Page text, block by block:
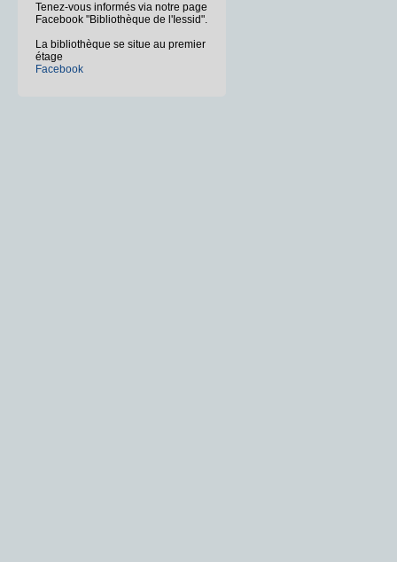
Tenez-vous informés via notre page
Facebook "Bibliothèque de l'Iessid".
La bibliothèque se situe au premier
étage
Facebook